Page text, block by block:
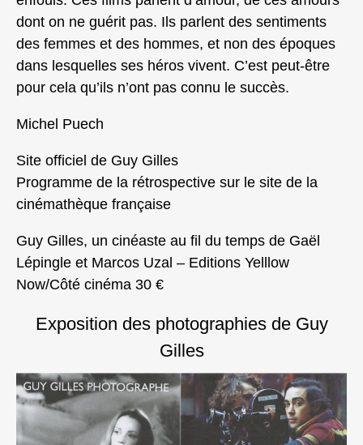
dont on ne guérit pas. Ils parlent des sentiments
des femmes et des hommes, et non des époques
dans lesquelles ses héros vivent. C’est peut-être
pour cela qu’ils n’ont pas connu le succès.
Michel Puech
Site officiel de Guy Gilles
Programme de la rétrospective sur le site de la
cinémathèque française
Guy Gilles, un cinéaste au fil du temps de Gaël
Lépingle et Marcos Uzal – Editions Yelllow
Now/Côté cinéma 30 €
Exposition des photographies de Guy
Gilles